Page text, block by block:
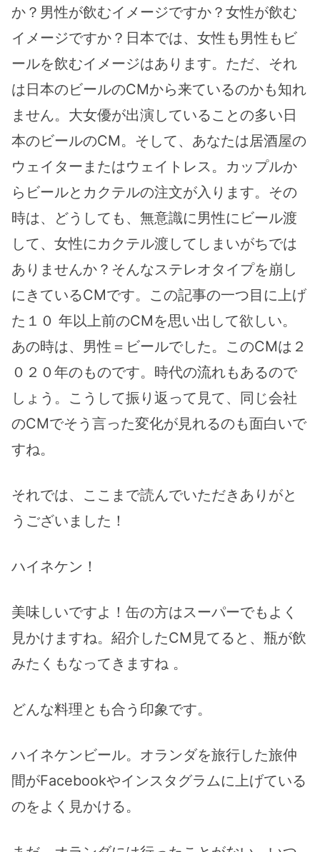
か？男性が飲むイメージですか？女性が飲む
イメージですか？日本では、女性も男性もビ
ールを飲むイメージはあります。ただ、それ
は日本のビールのCMから来ているのかも知れ
ません。大女優が出演していることの多い日
本のビールのCM。そして、あなたは居酒屋の
ウェイターまたはウェイトレス。カップルか
らビールとカクテルの注文が入ります。その
時は、どうしても、無意識に男性にビール渡
して、女性にカクテル渡してしまいがちでは
ありませんか？そんなステレオタイプを崩し
にきているCMです。この記事の一つ目に上げ
た１０ 年以上前のCMを思い出して欲しい。
あの時は、男性＝ビールでした。このCMは２
０２０年のものです。時代の流れもあるので
しょう。こうして振り返って見て、同じ会社
のCMでそう言った変化が見れるのも面白いで
すね。
それでは、ここまで読んでいただきありがと
うございました！
ハイネケン！
美味しいですよ！缶の方はスーパーでもよく
見かけますね。紹介したCM見てると、瓶が飲
みたくもなってきますね 。
どんな料理とも合う印象です。
ハイネケンビール。オランダを旅行した旅仲
間がFacebookやインスタグラムに上げている
のをよく見かける。